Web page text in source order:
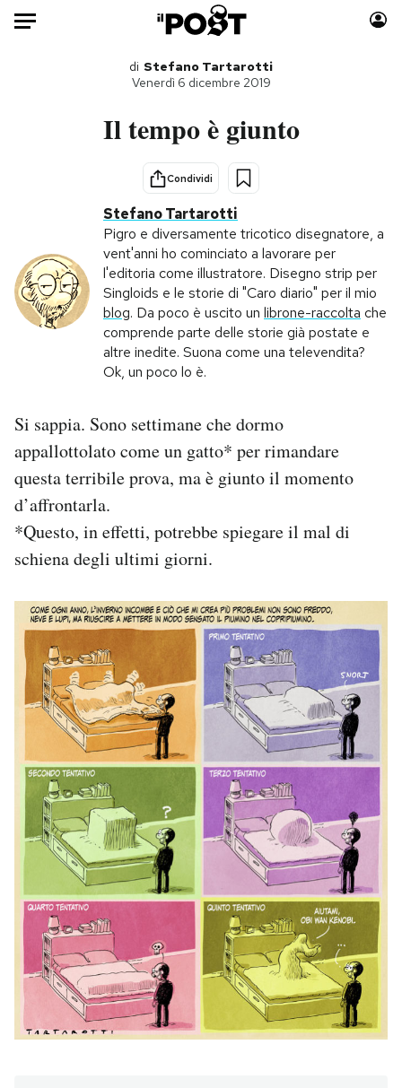
Auto
Tecnologia
Internet
Scienza
Cultura
Economia
Moda
Libri
Storie/Idee
Ok Boomer!
Media
Europa
Altrecose
Mondiali calcio 2026
PODCAST
NEWSLETTER
I MIEI PREFERITI
SHOP
CALENDARIO
AREA PERSONALE
Area Personale
Newsletter
Notifiche mobile
Regala il Post
Hai bisogno di aiuto?
di Stefano Tartarotti
Venerdì 6 dicembre 2019
Il tempo è giunto
Condividi
Stefano Tartarotti
Pigro e diversamente tricotico disegnatore, a
vent'anni ho cominciato a lavorare per
l'editoria come illustratore. Disegno strip per
Singloids e le storie di "Caro diario" per il mio
blog. Da poco è uscito un librone-raccolta che
comprende parte delle storie già postate e
altre inedite. Suona come una televendita?
Ok, un poco lo è.
Si sappia. Sono settimane che dormo
appallottolato come un gatto* per rimandare
questa terribile prova, ma è giunto il momento
d’affrontarla.
*Questo, in effetti, potrebbe spiegare il mal di
schiena degli ultimi giorni.